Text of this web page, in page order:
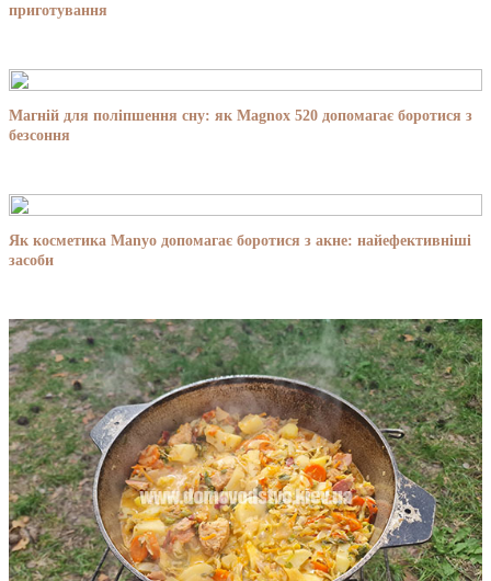
приготування
Магній для поліпшення сну: як Magnox 520 допомагає боротися з
безсоння
Як косметика Manyo допомагає боротися з акне: найефективніші
засоби